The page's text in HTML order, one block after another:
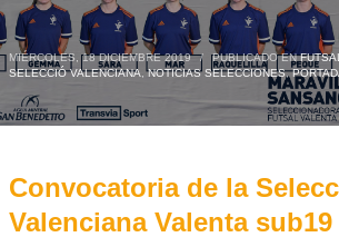
MIÉRCOLES, 18 DICIEMBRE 2019 / PUBLICADO EN
SELECCIÓ VALENCIANA ,NOTICIAS SELECCIONES,
Convocatoria de la
Valenciana Valenta